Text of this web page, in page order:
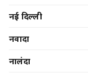
नई दिल्ली
नवादा
नालंदा